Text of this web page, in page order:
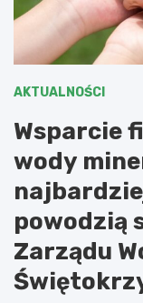
AKTUALNOŚCI
Wsparcie
wody
powodzią
Zarządu